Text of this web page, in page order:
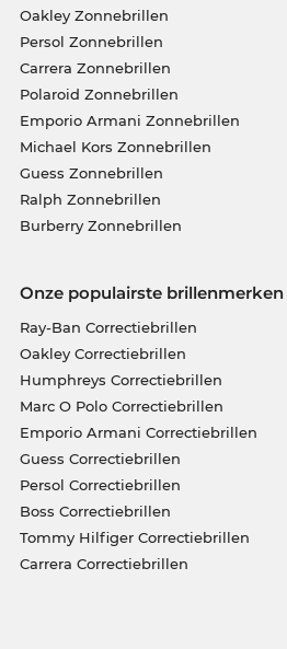
Oakley Zonnebrillen
Persol Zonnebrillen
Carrera Zonnebrillen
Polaroid Zonnebrillen
Emporio Armani Zonnebrillen
Michael Kors Zonnebrillen
Guess Zonnebrillen
Ralph Zonnebrillen
Burberry Zonnebrillen
Onze populairste brillenmerken
Ray-Ban Correctiebrillen
Oakley Correctiebrillen
Humphreys Correctiebrillen
Marc O Polo Correctiebrillen
Emporio Armani Correctiebrillen
Guess Correctiebrillen
Persol Correctiebrillen
Boss Correctiebrillen
Tommy Hilfiger Correctiebrillen
Carrera Correctiebrillen